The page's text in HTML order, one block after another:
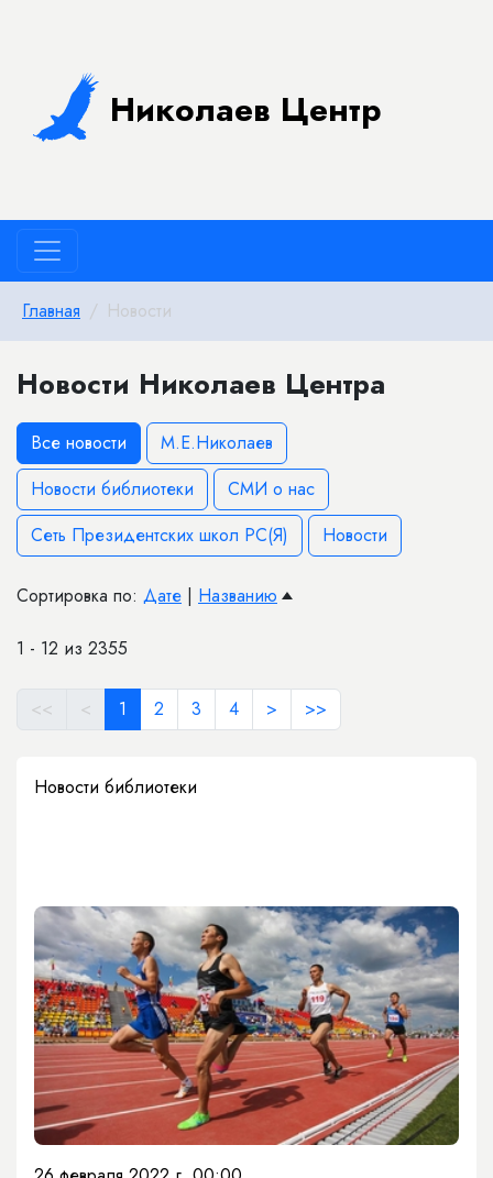
Николаев Центр
Главная Новости
Новости Николаев Центра
Все новости
М.Е.Николаев
Новости библиотеки
СМИ о нас
Сеть Президентских школ РС(Я)
Новости
Сортировка по: Дате | Названию
1 - 12 из 2355
<< < 1 2 3 4 > >>
Новости библиотеки